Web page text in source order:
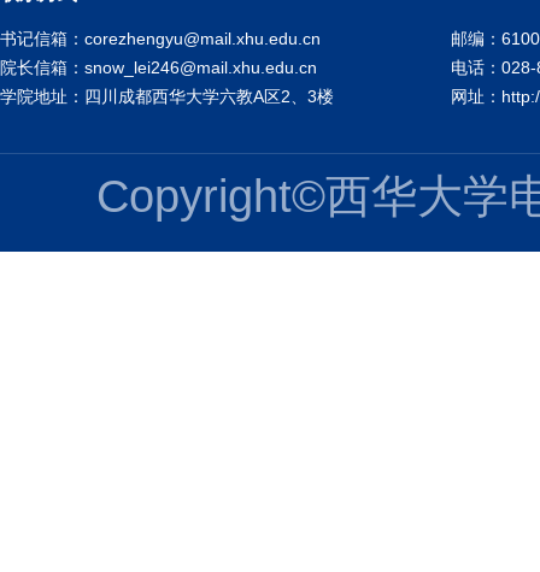
书记信箱：corezhengyu@mail.xhu.edu.cn
院长信箱：snow_lei246@mail.xhu.edu.cn
学院地址：四川成都西华大学六教A区2、3楼
邮编：
电话：
网址：
Copyright©西华大学